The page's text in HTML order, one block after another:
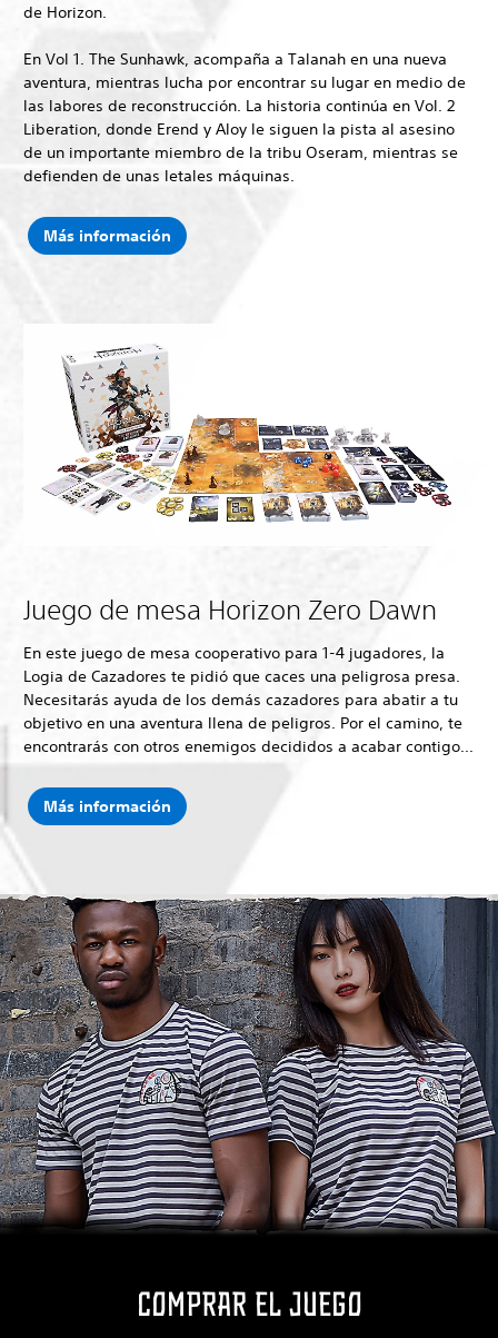
de Horizon.
En Vol 1. The Sunhawk, acompaña a Talanah en una nueva
aventura, mientras lucha por encontrar su lugar en medio de
las labores de reconstrucción. La historia continúa en Vol. 2
Liberation, donde Erend y Aloy le siguen la pista al asesino
de un importante miembro de la tribu Oseram, mientras se
defienden de unas letales máquinas.
Más información
Juego de mesa Horizon Zero Dawn
En este juego de mesa cooperativo para 1-4 jugadores, la
Logia de Cazadores te pidió que caces una peligrosa presa.
Necesitarás ayuda de los demás cazadores para abatir a tu
objetivo en una aventura llena de peligros. Por el camino, te
encontrarás con otros enemigos decididos a acabar contigo...
Más información
Comprar el juego